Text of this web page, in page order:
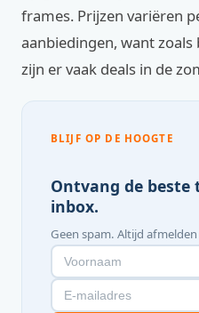
frames. Prijzen variëren
aanbiedingen, want
zijn er vaak deals in de
BLIJF OP DE HOOGTE
Ontvang de beste
inbox.
Geen spam. Altijd